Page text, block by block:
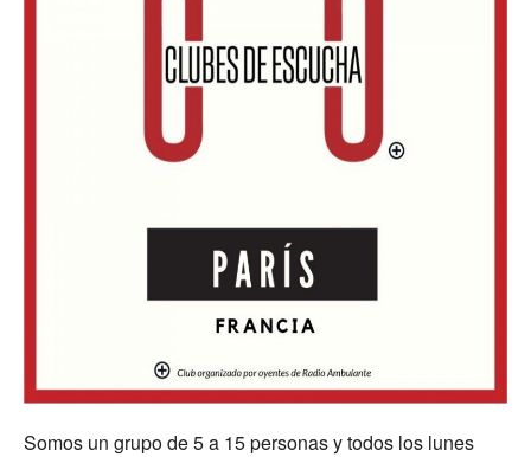
Somos un grupo de 5 a 15 personas y todos los lunes